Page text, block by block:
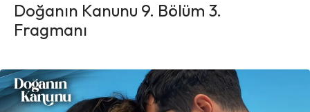
Doğanın Kanunu 9. Bölüm 3.
Fragmanı